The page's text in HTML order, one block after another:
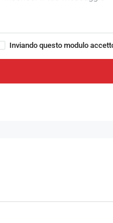
Inviando questo modulo